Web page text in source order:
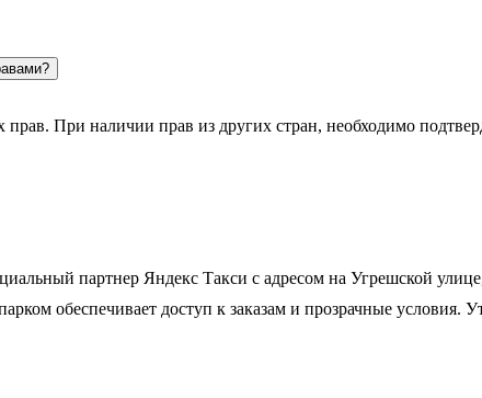
прав. При наличии прав из других стран, необходимо
партнер Яндекс Такси с адресом на Угрешской
обеспечивает доступ к заказам и прозрачные условия.